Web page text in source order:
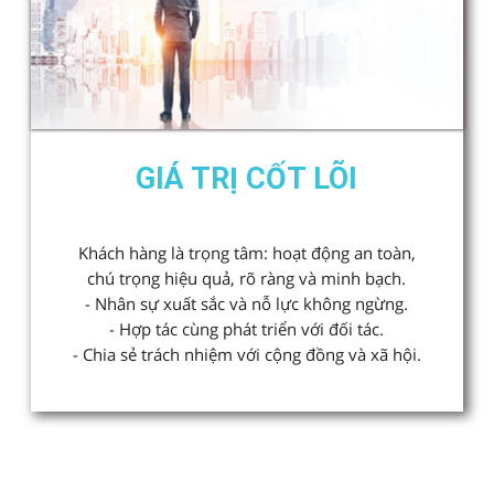
GIÁ TRỊ CỐT LÕI
Khách hàng là trọng tâm: hoạt động an toàn,
chú trọng hiệu quả, rõ ràng và minh bạch.
- Nhân sự xuất sắc và nỗ lực không ngừng.
- Hợp tác cùng phát triển với đối tác.
- Chia sẻ trách nhiệm với cộng đồng và xã hội.